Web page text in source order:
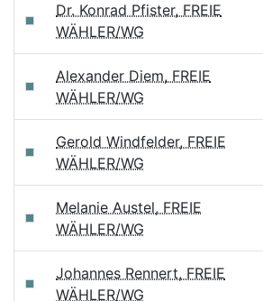
Dr. Konrad Pfister, FREIE
WÄHLER/WG
Alexander Diem, FREIE
WÄHLER/WG
Gerold Windfelder, FREIE
WÄHLER/WG
Melanie Austel, FREIE
WÄHLER/WG
Johannes Rennert, FREIE
WÄHLER/WG